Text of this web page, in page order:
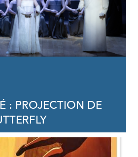
: PROJECTION DE